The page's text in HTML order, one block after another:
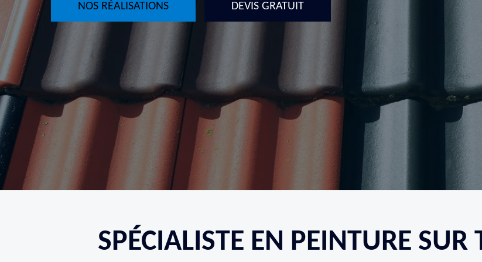
NOS RÉALISATIONS DEVIS GRATUIT
SPÉCIALISTE EN PEINTURE SUR